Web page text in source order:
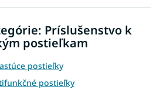
á
d
a
c
e
p
r
Príslušenstvo k
postieľkam
postieľky
postieľky